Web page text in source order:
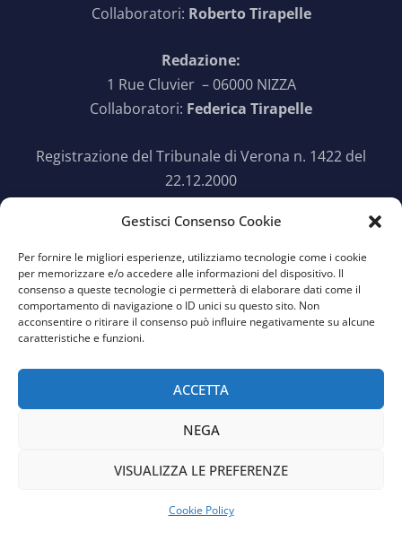
Gestisci Consenso Cookie
Per fornire le migliori esperienze, utilizziamo tecnologie come i cookie
per memorizzare e/o accedere alle informazioni del dispositivo. Il
consenso a queste tecnologie ci permetterà di elaborare dati come il
comportamento di navigazione o ID unici su questo sito. Non
acconsentire o ritirare il consenso può influire negativamente su alcune
caratteristiche e funzioni.
ACCETTA
NEGA
VISUALIZZA LE PREFERENZE
Cookie Policy
Collaboratori: Roberto Tirapelle
Redazione:
1 Rue Cluvier – 06000 NIZZA
Collaboratori: Federica Tirapelle
Registrazione del Tribunale di Verona n. 1422 del
22.12.2000
SEGUICI SU TWITTER

© Copyright 2026: Mediartenews, tutti i
Progettato da DarwinNet S.r.l.